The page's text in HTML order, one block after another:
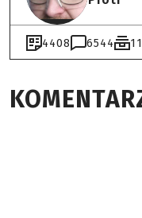
4408 6544 11